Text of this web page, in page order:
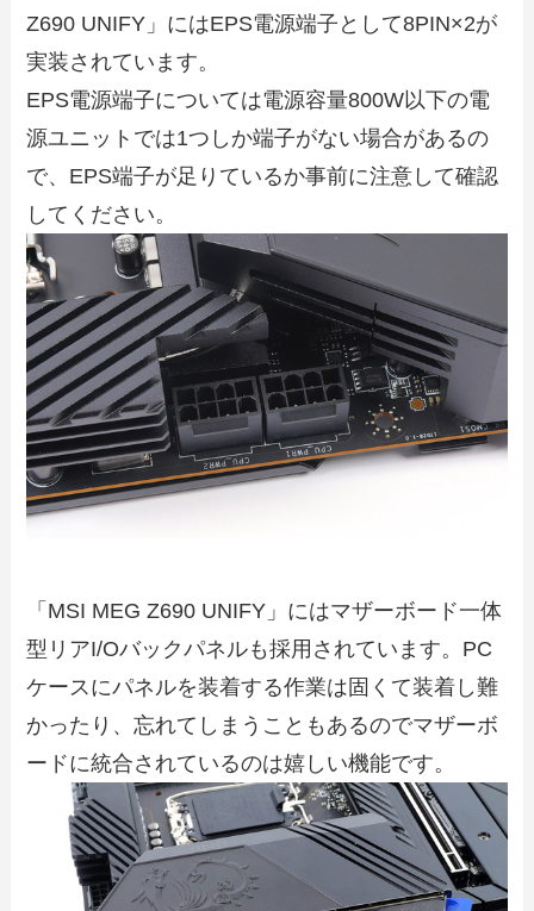
Z690 UNIFY」にはEPS電源端子として8PIN×2が
実装されています。
EPS電源端子については電源容量800W以下の電
源ユニットでは1つしか端子がない場合があるの
で、EPS端子が足りているか事前に注意して確認
してください。
「MSI MEG Z690 UNIFY」にはマザーボード一体
型リアI/Oバックパネルも採用されています。PC
ケースにパネルを装着する作業は固くて装着し難
かったり、忘れてしまうこともあるのでマザーボ
ードに統合されているのは嬉しい機能です。